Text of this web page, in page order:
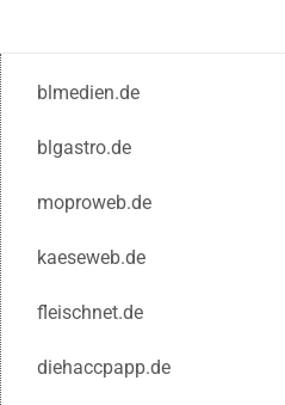
blmedien.de
blgastro.de
moproweb.de
kaeseweb.de
fleischnet.de
diehaccpapp.de